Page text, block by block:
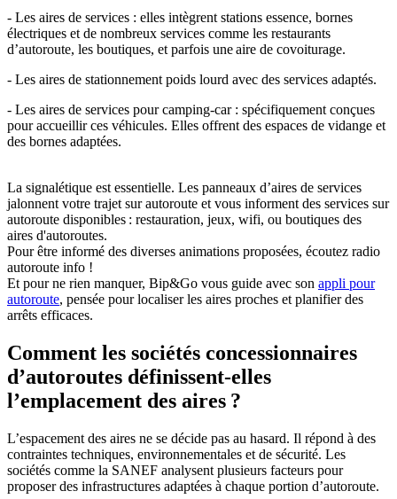
- Les aires de services : elles intègrent stations essence, bornes
électriques et de nombreux services comme les restaurants
d’autoroute, les boutiques, et parfois une aire de covoiturage.
- Les aires de stationnement poids lourd avec des services adaptés.
- Les aires de services pour camping-car : spécifiquement conçues
pour accueillir ces véhicules. Elles offrent des espaces de vidange et
des bornes adaptées.
La signalétique est essentielle. Les panneaux d’aires de services
jalonnent votre trajet sur autoroute et vous informent des services sur
autoroute disponibles : restauration, jeux, wifi, ou boutiques des
aires d'autoroutes.
Pour être informé des diverses animations proposées, écoutez radio
autoroute info !
Et pour ne rien manquer, Bip&Go vous guide avec son appli pour
autoroute, pensée pour localiser les aires proches et planifier des
arrêts efficaces.
Comment les sociétés concessionnaires
d’autoroutes définissent-elles
l’emplacement des aires ?
L’espacement des aires ne se décide pas au hasard. Il répond à des
contraintes techniques, environnementales et de sécurité. Les
sociétés comme la SANEF analysent plusieurs facteurs pour
proposer des infrastructures adaptées à chaque portion d’autoroute.